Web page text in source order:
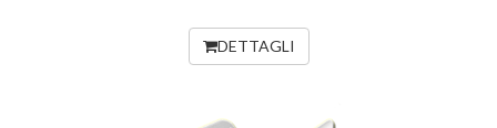
DETTAGLI